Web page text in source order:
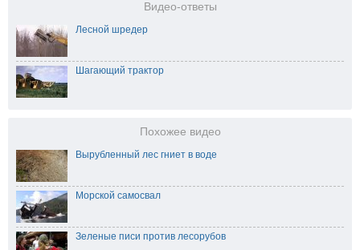
Видео-ответы
Лесной шредер
Шагающий трактор
Похожее видео
Вырубленный лес гниет в воде
Морской самосвал
Зеленые писи против лесорубов